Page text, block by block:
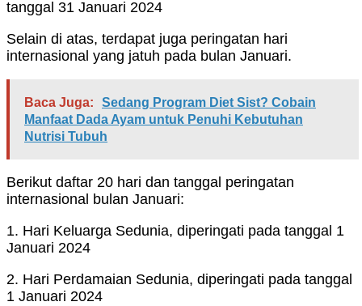
tanggal 31 Januari 2024
Selain di atas, terdapat juga peringatan hari
internasional yang jatuh pada bulan Januari.
Baca Juga:
Sedang Program Diet Sist? Cobain
Manfaat Dada Ayam untuk Penuhi Kebutuhan
Nutrisi Tubuh
Berikut daftar 20 hari dan tanggal peringatan
internasional bulan Januari:
1. Hari Keluarga Sedunia, diperingati pada tanggal 1
Januari 2024
2. Hari Perdamaian Sedunia, diperingati pada tanggal
1 Januari 2024